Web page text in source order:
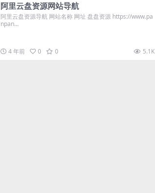
阿里云盘资源网站导航
阿里云盘资源导航 网站名称 网址 盘盘资源 https://www.pa
npan...
4 年前 0 0 5.1K